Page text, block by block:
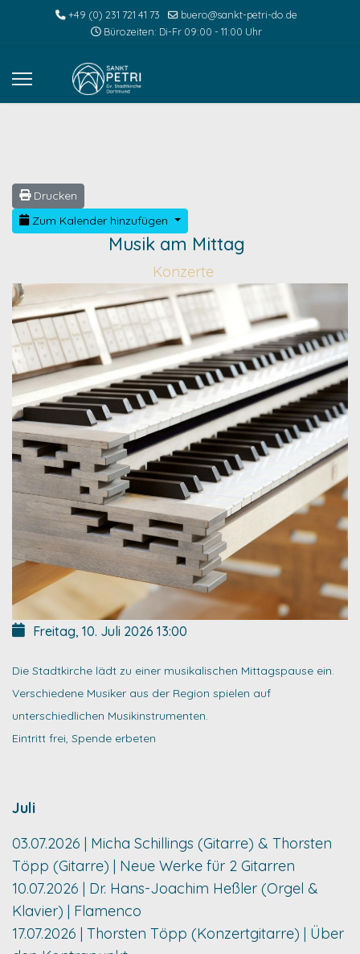
+49 (0) 231 721 41 73
buero@sankt-petri-do.de
Bürozeiten: Di-Fr 09:00 - 11:00 Uhr
Drucken
Zum Kalender hinzufügen
Musik am Mittag
Konzerte
Freitag, 10. Juli 2026 13:00
Die Stadtkirche lädt zu einer musikalischen Mittagspause ein.
Verschiedene Musiker aus der Region spielen auf
unterschiedlichen Musikinstrumenten.
Eintritt frei, Spende erbeten
Juli
03.07.2026 | Micha Schillings (Gitarre) & Thorsten
Töpp (Gitarre) | Neue Werke für 2 Gitarren
10.07.2026 | Dr. Hans-Joachim Heßler (Orgel &
Klavier) | Flamenco
17.07.2026 | Thorsten Töpp (Konzertgitarre) | Über